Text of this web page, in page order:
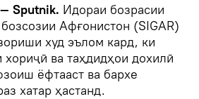
Sputnik. Идораи бозрасии
Афғонистон (SIGAR)
худ эълом кард, ки
хориҷӣ ва таҳдидҳои дохилӣ
ёфтааст ва бархе
хатар ҳастанд.